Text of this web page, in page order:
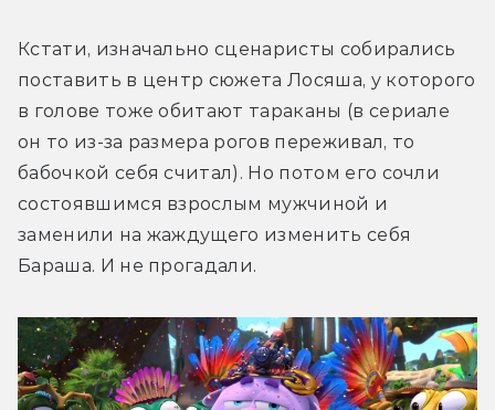
Кстати, изначально сценаристы собирались
поставить в центр сюжета Лосяша, у которого
в голове тоже обитают тараканы (в сериале
он то из-за размера рогов переживал, то
бабочкой себя считал). Но потом его сочли
состоявшимся взрослым мужчиной и
заменили на жаждущего изменить себя
Бараша. И не прогадали.